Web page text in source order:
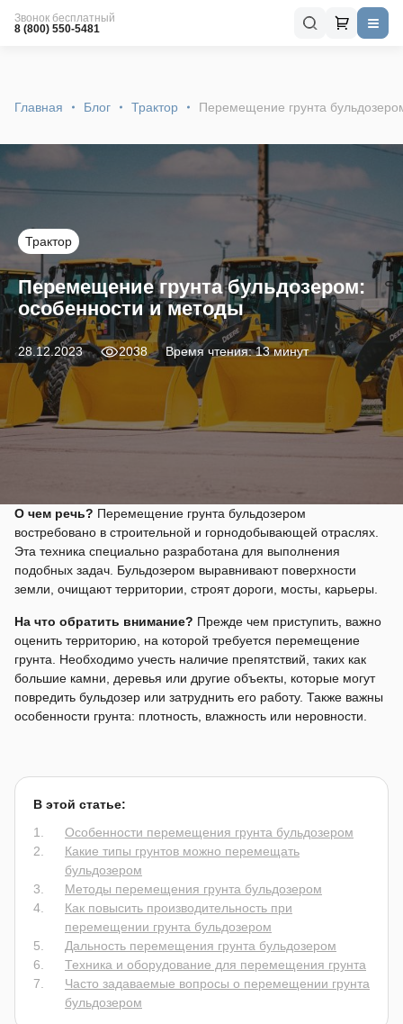
Звонок бесплатный
8 (800) 550-5481
Главная Блог Трактор Перемещение грунта
Трактор
Перемещение грунта бульдозером:
особенности и методы
28.12.2023 2038 Время чтения: 13 минут
О чем речь? Перемещение грунта бульдозером
востребовано в строительной и горнодобывающей отраслях.
Эта техника специально разработана для выполнения
подобных задач. Бульдозером выравнивают поверхности
земли, очищают территории, строят дороги, мосты, карьеры.
На что обратить внимание? Прежде чем приступить, важно
оценить территорию, на которой требуется перемещение
грунта. Необходимо учесть наличие препятствий, таких как
большие камни, деревья или другие объекты, которые могут
повредить бульдозер или затруднить его работу. Также важны
особенности грунта: плотность, влажность или неровности.
В этой статье:
Особенности перемещения грунта бульдозером
Какие типы грунтов можно перемещать
бульдозером
Методы перемещения грунта бульдозером
Как повысить производительность при
перемещении грунта бульдозером
Дальность перемещения грунта бульдозером
Техника и оборудование для перемещения грунта
Часто задаваемые вопросы о перемещении грунта
бульдозером